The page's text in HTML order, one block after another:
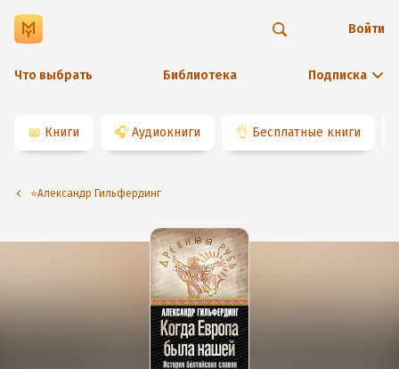
Что выбрать Библиотека Подписка
Войти
📖 Книги 🎧 Аудиокниги 👌 Бесплатные книги
⭐️Александр Гильфердинг